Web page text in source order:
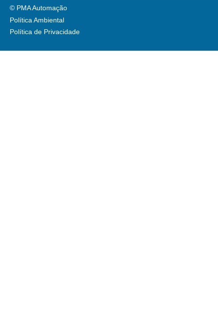
Política Ambiental
Política de Privacidade
© PMA Automação